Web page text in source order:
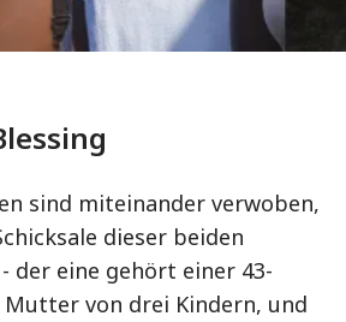
sind miteinander verwoben,
dieser beiden
der eine gehört einer 43-
von drei Kindern, und